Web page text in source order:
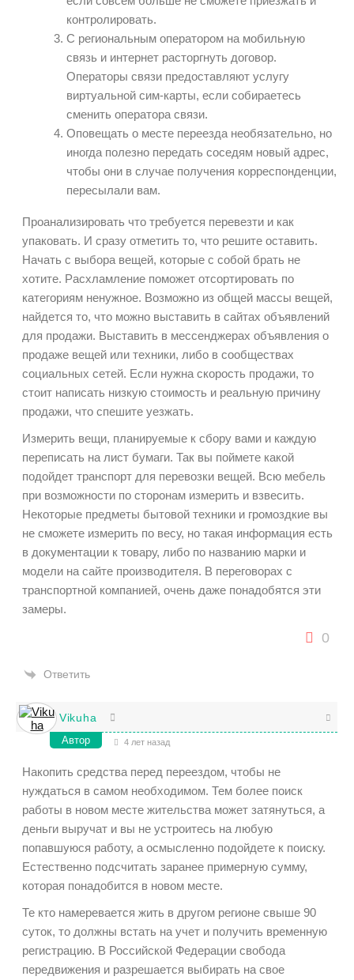
контролировать.
С региональным оператором на мобильную
связь и интернет расторгнуть договор.
Операторы связи предоставляют услугу
виртуальной сим-карты, если собираетесь
сменить оператора связи.
Оповещать о месте переезда необязательно, но
иногда полезно передать соседям новый адрес,
чтобы они в случае получения корреспонденции,
пересылали вам.
Проанализировать что требуется перевезти и как
упаковать. И сразу отметить то, что решите оставить.
Начать с выбора вещей, которые с собой брать не
хотите. Расхламление поможет отсортировать по
категориям ненужное. Возможно из общей массы вещей,
найдется то, что можно выставить в сайтах объявлений
для продажи. Выставить в мессенджерах объявления о
продаже вещей или техники, либо в сообществах
социальных сетей. Если нужна скорость продажи, то
стоит написать низкую стоимость и реальную причину
продажи, что спешите уезжать.
Измерить вещи, планируемые к сбору вами и каждую
переписать на лист бумаги. Так вы поймете какой
подойдет транспорт для перевозки вещей. Всю мебель
при возможности по сторонам измерить и взвесить.
Некоторые предметы бытовой техники и громоздкие вы
не сможете измерить по весу, но такая информация есть
в документации к товару, либо по названию марки и
модели на сайте производителя. В переговорах с
транспортной компанией, очень даже понадобятся эти
замеры.
0
Ответить
Vikuha
Автор 4 лет назад
Накопить средства перед переездом, чтобы не
нуждаться в самом необходимом. Тем более поиск
работы в новом месте жительства может затянуться, а
деньги выручат и вы не устроитесь на любую
попавшуюся работу, а осмысленно подойдете к поиску.
Естественно подсчитать заранее примерную сумму,
которая понадобится в новом месте.
Те кто намеревается жить в другом регионе свыше 90
суток, то должны встать на учет и получить временную
регистрацию. В Российской Федерации свобода
передвижения и разрешается выбирать на свое